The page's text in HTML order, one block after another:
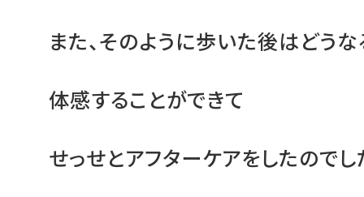
また、そのように歩いた後はどうな
体感することができて
せっせとアフターケアをしたのでし